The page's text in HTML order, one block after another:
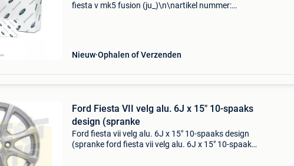
fiesta v mk5 fusion (ju_)\n\nartikel nummer:
Nieuw Ophalen of Verzenden
Ford Fiesta VII velg alu. 6J x 15" 10-spaaks
design (spranke
Ford fiesta vii velg alu. 6J x 15" 10-spaaks design
(spranke ford fiesta vii velg alu. 6J x 15" 10-spaaks